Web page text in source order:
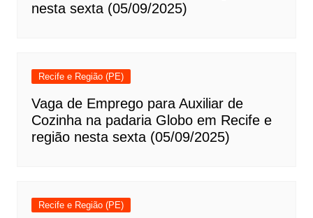
nesta sexta (05/09/2025)
Recife e Região (PE)
Vaga de Emprego para Auxiliar de
Cozinha na padaria Globo em Recife e
região nesta sexta (05/09/2025)
Recife e Região (PE)